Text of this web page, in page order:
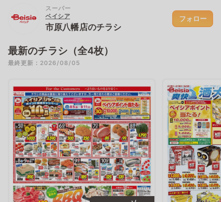
スーパー
ベイシア
市原八幡店のチラシ
フォロー
最新のチラシ（全4枚）
最終更新：2026/08/05